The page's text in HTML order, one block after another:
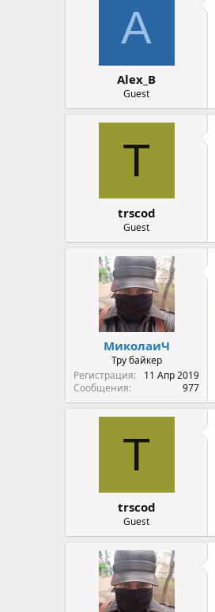
A
Alex_B
Guest
T
trscod
Guest
МиколаиЧ
Тру байкер
Регистрация
11 Апр 2019
Сообщения
977
T
trscod
Guest